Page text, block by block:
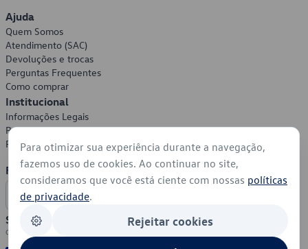
Ajuda
Quem Somos
Atendimento (SAC)
Devoluções e trocas
Perguntas Frequentes
Como comprar
Institucional
Informações Legais
Política de Privacidade
Política de Cookies
Formas de Pagamento
Segurança
Para otimizar sua experiência durante a navegação,
fazemos uso de cookies. Ao continuar no site,
consideramos que você está ciente com nossas políticas
de privacidade.
Rejeitar cookies